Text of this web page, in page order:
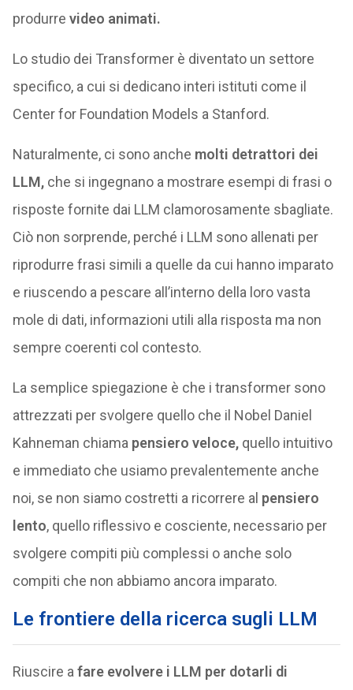
produrre video animati.
Lo studio dei Transformer è diventato un settore
specifico, a cui si dedicano interi istituti come il
Center for Foundation Models a Stanford.
Naturalmente, ci sono anche molti detrattori dei
LLM, che si ingegnano a mostrare esempi di frasi o
risposte fornite dai LLM clamorosamente sbagliate.
Ciò non sorprende, perché i LLM sono allenati per
riprodurre frasi simili a quelle da cui hanno imparato
e riuscendo a pescare all’interno della loro vasta
mole di dati, informazioni utili alla risposta ma non
sempre coerenti col contesto.
La semplice spiegazione è che i transformer sono
attrezzati per svolgere quello che il Nobel Daniel
Kahneman chiama pensiero veloce,quello intuitivo
e immediato che usiamo prevalentemente anche
noi, se non siamo costretti a ricorrere al pensiero
lento, quello riflessivo e cosciente, necessario per
svolgere compiti più complessi o anche solo
compiti che non abbiamo ancora imparato.
Le frontiere della ricerca sugli LLM
Riuscire a fare evolvere i LLM per dotarli di